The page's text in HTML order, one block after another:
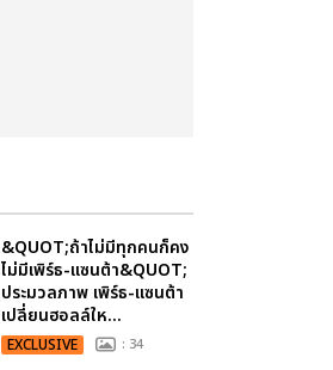
&QUOT;ถ้าไม่มีทุกคนก็คง
ไม่มีเพิร์ธ-แซนต้า&QUOT;
ประมวลภาพ เพิร์ธ-แซนต้า
เปลี่ยนฮอลล์ให...
EXCLUSIVE : 34